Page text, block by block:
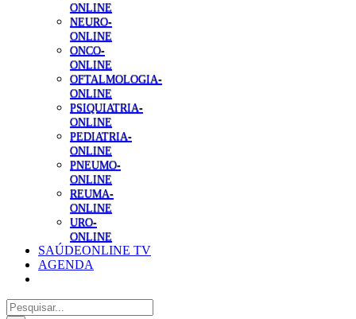
ONLINE
NEURO-
ONLINE
ONCO-
ONLINE
OFTALMOLOGIA-
ONLINE
PSIQUIATRIA-
ONLINE
PEDIATRIA-
ONLINE
PNEUMO-
ONLINE
REUMA-
ONLINE
URO-
ONLINE
SAÚDEONLINE TV
AGENDA
Pesquisar